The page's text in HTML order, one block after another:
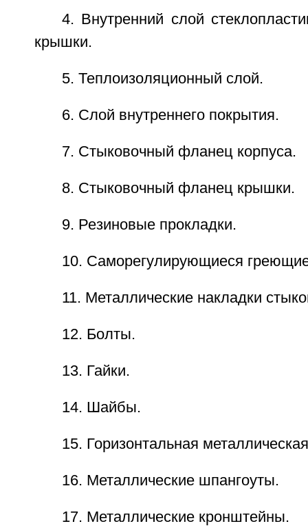
4. Внутренний слой
крышки.
5. Теплоизоляционный слой.
6. Слой внутреннего покрытия.
7. Стыковочный фланец корпуса.
8. Стыковочный фланец крышки.
9. Резиновые прокладки.
10. Саморегулирующиеся
11. Металлические накладки
12. Болты.
13. Гайки.
14. Шайбы.
15. Горизонтальная
16. Металлические шпангоуты.
17. Металлические кронштейны.